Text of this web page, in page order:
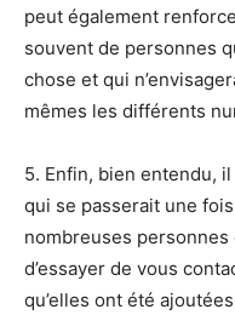
peut également
souvent de personnes
chose et qui
mêmes les différents
5. Enfin, bien entendu,
qui se passerait une
nombreuses
d’essayer de vous
qu’elles ont été